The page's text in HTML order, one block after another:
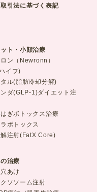
引法に基づく表記
ト・小顔治療
ン（Newronn）
イフ)
ル(脂肪冷却分解)
ダ(GLP-1)ダイエット注
ぎボトックス治療
ボトックス
注射(FatX Core)
治療
あけ
ソソーム注射